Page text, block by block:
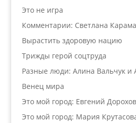
Это не игра
Комментарии: Светлана
Вырастить здоровую нацию
Трижды герой соцтруда
Разные люди: Алина Вальчук и
Венец мира
Это мой город: Евгений Дорохов
Это мой город: Мария